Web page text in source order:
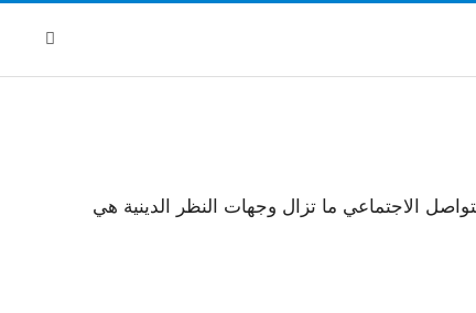
الاجتماعي ما تزال وجهات النظر الدينية هي